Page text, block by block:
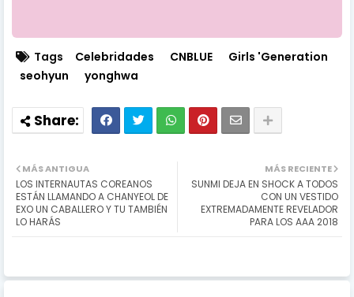
Tags Celebridades CNBLUE
Girls 'Generation
seohyun
yonghwa
MÁS RECIENTE
SUNMI DEJA EN SHOCK A TODOS
CON UN VESTIDO
EXTREMADAMENTE REVELADOR
PARA LOS AAA 2018
MÁS ANTIGUA
LOS INTERNAUTAS COREANOS
ESTÁN LLAMANDO A CHANYEOL DE
EXO UN CABALLERO Y TU TAMBIÉN
LO HARÁS